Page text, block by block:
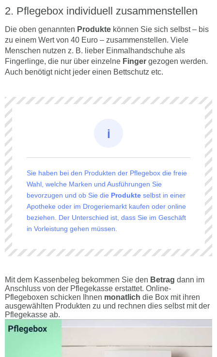
Pflegebox individuell zusammenstellen
Die oben genannten Produkte können Sie sich selbst – bis
zu einem Wert von 40 Euro – zusammenstellen. Viele
Menschen nutzen z. B. lieber Einmalhandschuhe als
Fingerlinge, die nur über einzelne Finger gezogen werden.
Auch benötigt nicht jeder einen Bettschutz etc.
Sie haben bei den Produkten der Pflegebox die freie
Wahl, welche Marken und Ausführungen Sie
bevorzugen und ob Sie die Produkte selbst in einer
Apotheke oder im Drogeriemarkt kaufen oder online
beziehen. Der Unterschied ist, dass Sie im Geschäft
in Vorleistung gehen müssen.
Mit dem Kassenbeleg bekommen Sie den Betrag dann im
Anschluss von der Pflegekasse erstattet. Online-
Pflegeboxen schicken Ihnen monatlich die Box mit ihren
ausgewählten Produkten zu und rechnen dies selbst mit der
Pflegekasse ab.